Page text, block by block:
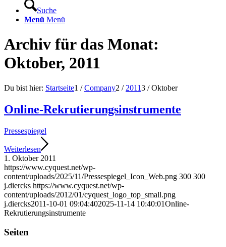
Suche
Menü Menü
Archiv für das Monat:
Oktober, 2011
Du bist hier: Startseite1 / Company2 / 20113 / Oktober
Online-Rekrutierungsinstrumente
Pressespiegel
Weiterlesen
1. Oktober 2011
https://www.cyquest.net/wp-
content/uploads/2025/11/Pressespiegel_Icon_Web.png 300 300
j.diercks https://www.cyquest.net/wp-
content/uploads/2012/01/cyquest_logo_top_small.png
j.diercks2011-10-01 09:04:402025-11-14 10:40:01Online-
Rekrutierungsinstrumente
Seiten